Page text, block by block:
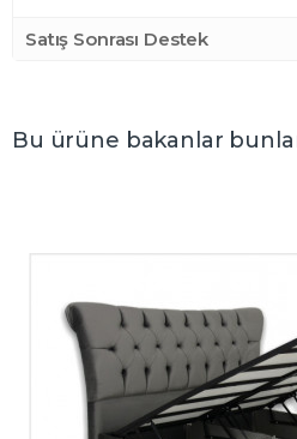
Satış Sonrası Destek
Bu ürüne bakanlar